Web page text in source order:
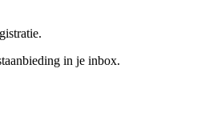
in je inbox.